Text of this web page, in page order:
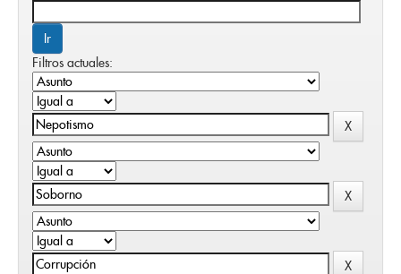
Filtros actuales: